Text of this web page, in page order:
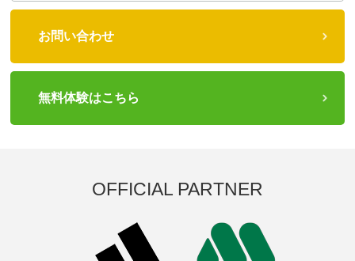
お問い合わせ
無料体験はこちら
OFFICIAL PARTNER